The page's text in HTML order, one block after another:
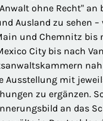
ohne Recht" an
Ausland zu sehen
und Chemnitz bis
City bis nach
Ausstellung mit
zu ergänzen.
an das